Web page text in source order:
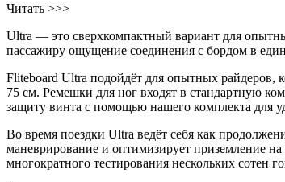
Читать >>>
Ultra — это сверхкомпактный вариант для
пассажиру ощущение соединения с бордом в
Fliteboard Ultra подойдёт для опытных райдеров,
75 см. Ремешки для ног входят в стандартную
защиту винта с помощью нашего комплекта для
Во время поездки Ultra ведёт себя как
маневрирование и оптимизирует приземление
многократного тестирования нескольких сотен